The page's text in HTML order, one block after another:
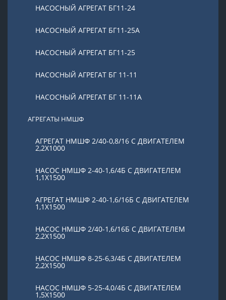
НАСОСНЫЙ АГРЕГАТ БГ11-24
НАСОСНЫЙ АГРЕГАТ БГ11-25А
НАСОСНЫЙ АГРЕГАТ БГ11-25
НАСОСНЫЙ АГРЕГАТ БГ 11-11
НАСОСНЫЙ АГРЕГАТ БГ 11-11А
АГРЕГАТЫ НМШФ
АГРЕГАТ НМШФ 2/40-0,8/16 С ДВИГАТЕЛЕМ
2,2Х1000
НАСОС НМШФ 2-40-1,6/4Б С ДВИГАТЕЛЕМ
1,1Х1500
АГРЕГАТ НМШФ 2-40-1,6/16Б С ДВИГАТЕЛЕМ
1,1Х1500
НАСОС НМШФ 2/40-1,6/16Б С ДВИГАТЕЛЕМ
2,2Х1500
НАСОС НМШФ 8-25-6,3/4Б С ДВИГАТЕЛЕМ
2,2Х1500
НАСОС НМШФ 5-25-4,0/4Б С ДВИГАТЕЛЕМ
1,5Х1500